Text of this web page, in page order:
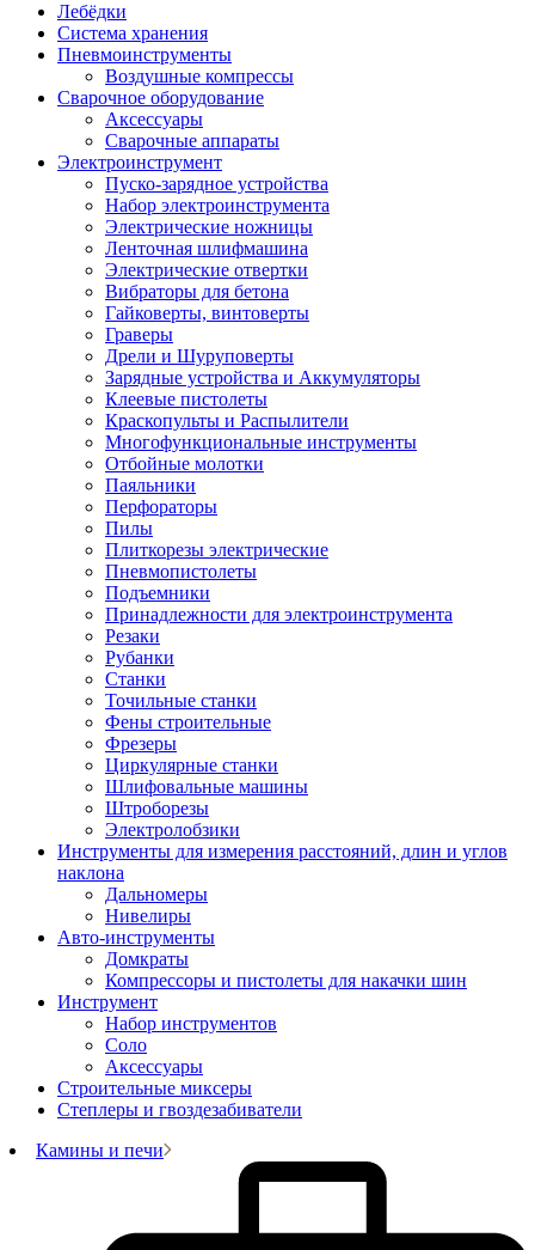
Лебёдки
Система хранения
Пневмоинструменты
Воздушные компрессы
Сварочное оборудование
Аксессуары
Сварочные аппараты
Электроинструмент
Пуско-зарядное устройства
Набор электроинструмента
Электрические ножницы
Ленточная шлифмашина
Электрические отвертки
Вибраторы для бетона
Гайковерты, винтоверты
Граверы
Дрели и Шуруповерты
Зарядные устройства и Аккумуляторы
Клеевые пистолеты
Краскопульты и Распылители
Многофункциональные инструменты
Отбойные молотки
Паяльники
Перфораторы
Пилы
Плиткорезы электрические
Пневмопистолеты
Подъемники
Принадлежности для электроинструмента
Резаки
Рубанки
Станки
Точильные станки
Фены строительные
Фрезеры
Циркулярные станки
Шлифовальные машины
Штроборезы
Электролобзики
Инструменты для измерения расстояний, длин и углов
наклона
Дальномеры
Нивелиры
Авто-инструменты
Домкраты
Компрессоры и пистолеты для накачки шин
Инструмент
Набор инструментов
Соло
Аксессуары
Строительные миксеры
Степлеры и гвоздезабиватели
Камины и печи